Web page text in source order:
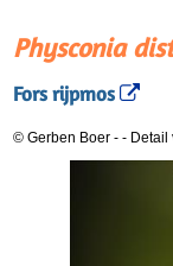
Physconia
Fors rijpmos
© Gerben Boer - - Detail